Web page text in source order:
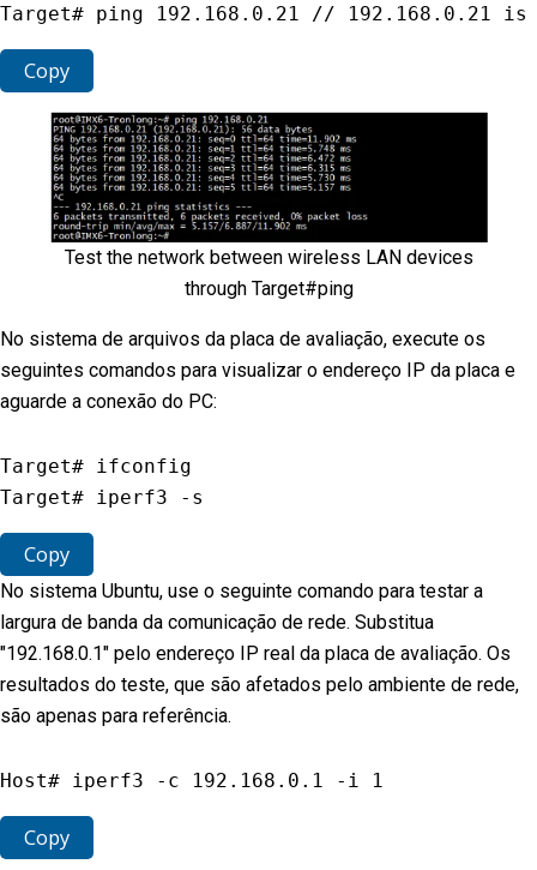
Target# ping 192.168 .0 .21 // 192.168.0.21 is
Copy
Test the network between wireless LAN devices
through Target#ping
No sistema de arquivos da placa de avaliação, execute os
seguintes comandos para visualizar o endereço IP da placa e
aguarde a conexão do PC:
Target# ifconfig
Target# iperf3
- s
Copy
No sistema Ubuntu, use o seguinte comando para testar a
largura de banda da comunicação de rede. Substitua
"192.168.0.1" pelo endereço IP real da placa de avaliação. Os
resultados do teste, que são afetados pelo ambiente de rede,
são apenas para referência.
Host# iperf3 - c 192.168 .0 .1 - i 1
Copy